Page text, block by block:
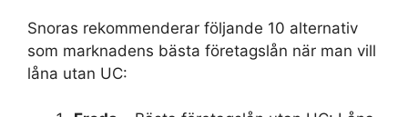
Snoras rekommenderar följande 10 alternativ
som marknadens bästa företagslån när man vill
låna utan UC: